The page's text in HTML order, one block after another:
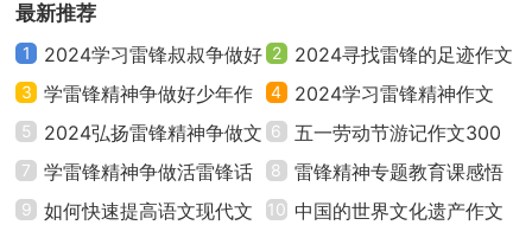
能把握的只有63年。一年有365天，也就是说，人的生
命能自己把握的还有22995天，睡觉每天8小时，用去
7665天，再减去吃饭每天1小时，共958天，做饭洗衣服
每天2小时，共1916天，每天工作或者上学8小时，共
7665天，上网、看电视、游戏2小时，又是1916天，散
步和锻炼身体1小时，共958天，喝茶、聊天1小时，共
最新推荐
1
2024学习雷锋叔叔争做好
少年作文500字
2
2024寻找雷锋的足迹作文
500字
3
学雷锋精神争做好少年作
文500字
4
2024学习雷锋精神作文
800字
5
2024弘扬雷锋精神争做文
明新人作文500字
6
五一劳动节游记作文300
字
7
学雷锋精神争做活雷锋话
题作文
8
雷锋精神专题教育课感悟
作文400字
9
如何快速提高语文现代文
10 中国的世界文化遗产作文